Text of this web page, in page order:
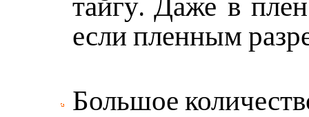
тайгу. Даже в
если пленным
Большое